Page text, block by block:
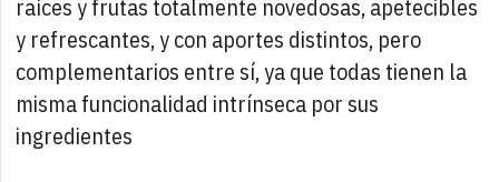
raíces y frutas totalmente novedosas, apetecibles
y refrescantes, y con aportes distintos, pero
complementarios entre sí, ya que todas tienen la
misma funcionalidad intrínseca por sus
ingredientes